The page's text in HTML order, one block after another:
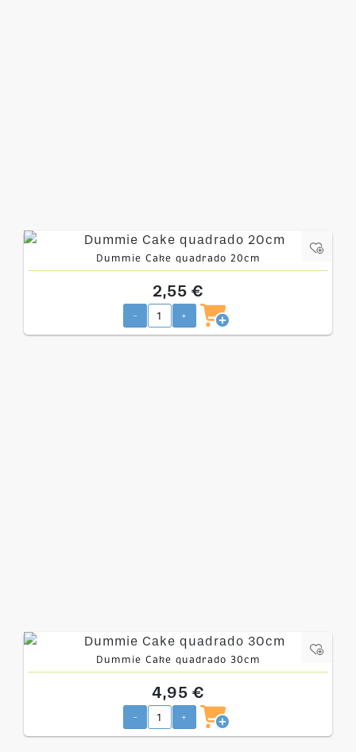
Dummie Cake quadrado 20cm
2,55 €
- +
Dummie Cake quadrado 30cm
4,95 €
- +